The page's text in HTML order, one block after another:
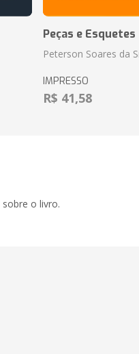
Peças e
Peterson Soares da
IMPRESSO
R$ 41,58
o livro.